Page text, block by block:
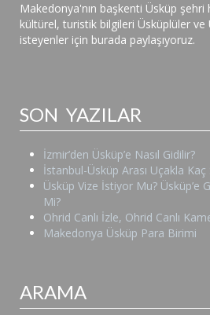
Makedonya'nın başkenti Üsküp şehri
kültürel, turistik bilgileri Üsküplüler
isteyenler için burada paylaşıyoruz.
SON YAZILAR
İzmir’den Üsküp’e Nasıl Gidilir?
İstanbul-Üsküp Arası Uçakla Kaç
Üsküp Vize İstiyor Mu? Üsküp’e
Mi?
Ohrid Canlı İzle, Ohrid Canlı
Makedonya Üsküp Para Birimi
ARAMA